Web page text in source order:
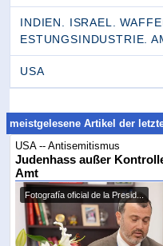
INDIEN. ISRAEL.
ESTUNGSINDUSTRIE.
USA
meistgelesene Artikel der
USA -- Antisemitismus
Judenhass außer
Amt
Fotografía oficial de la Presid...